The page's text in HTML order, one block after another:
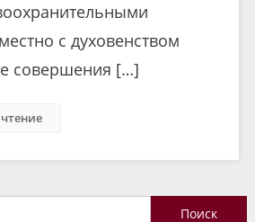
с духовенством
совершения […]
Найти: